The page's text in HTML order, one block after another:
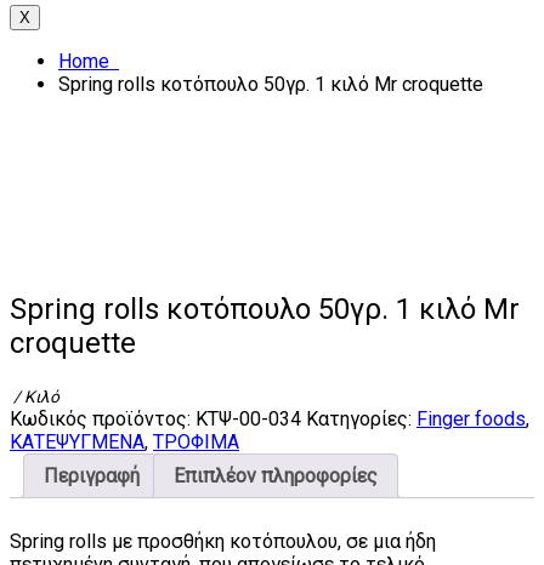
X
Home
Spring rolls κοτόπουλο 50γρ. 1 κιλό Mr croquette
Spring rolls κοτόπουλο 50γρ. 1 κιλό Mr
croquette
/ Κιλό
Κωδικός προϊόντος: ΚΤΨ-00-034 Κατηγορίες: Finger foods,
ΚΑΤΕΨΥΓΜΕΝΑ, ΤΡΟΦΙΜΑ
Περιγραφή
Επιπλέον πληροφορίες
Spring rolls με προσθήκη κοτόπουλου, σε μια ήδη